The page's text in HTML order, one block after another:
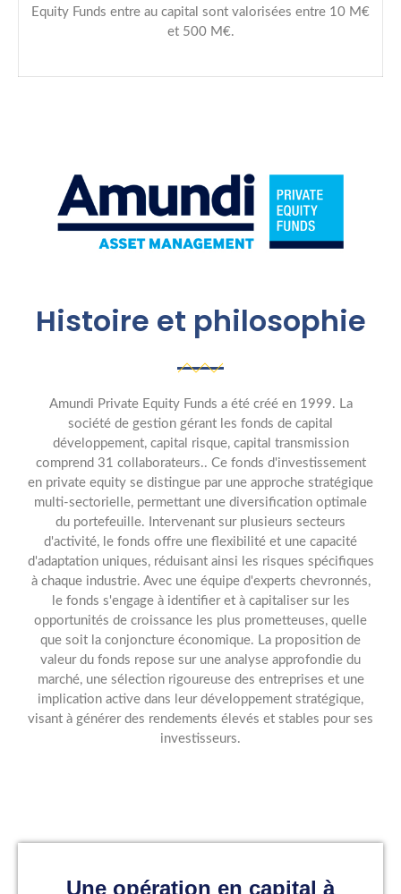
Equity Funds entre au capital sont valorisées entre 10 M€
et 500 M€.
Histoire et philosophie
Amundi Private Equity Funds a été créé en 1999. La
société de gestion gérant les fonds de capital
développement, capital risque, capital transmission
comprend 31 collaborateurs.. Ce fonds d'investissement
en private equity se distingue par une approche stratégique
multi-sectorielle, permettant une diversification optimale
du portefeuille. Intervenant sur plusieurs secteurs
d'activité, le fonds offre une flexibilité et une capacité
d'adaptation uniques, réduisant ainsi les risques spécifiques
à chaque industrie. Avec une équipe d'experts chevronnés,
le fonds s'engage à identifier et à capitaliser sur les
opportunités de croissance les plus prometteuses, quelle
que soit la conjoncture économique. La proposition de
valeur du fonds repose sur une analyse approfondie du
marché, une sélection rigoureuse des entreprises et une
implication active dans leur développement stratégique,
visant à générer des rendements élevés et stables pour ses
investisseurs.
Une opération en capital à